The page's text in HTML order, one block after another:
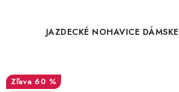
JAZDECKÉ NOHAVICE
60 %